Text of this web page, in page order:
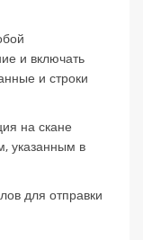
и включать
и строки
на скане
указанным в
для отправки